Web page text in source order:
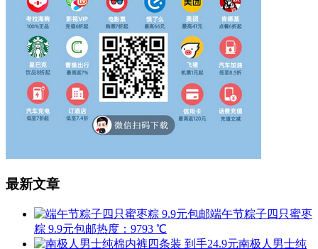
最新文章
端午节粽子四只蜜枣
粽 9.9元包邮热度：9793 ℃
南极人男士纯